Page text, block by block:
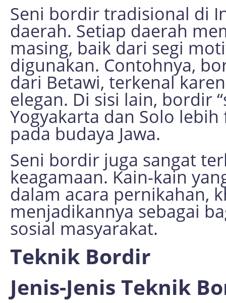
Seni bordir tradisional di
daerah. Setiap daerah
masing, baik dari segi
digunakan. Contohnya,
dari Betawi, terkenal
elegan. Di sisi lain, bordir
Yogyakarta dan Solo
pada budaya Jawa.
Seni bordir juga sangat
keagamaan. Kain-kain
dalam acara pernikahan,
menjadikannya sebagai
sosial masyarakat.
Teknik Bordir
Jenis-Jenis Teknik